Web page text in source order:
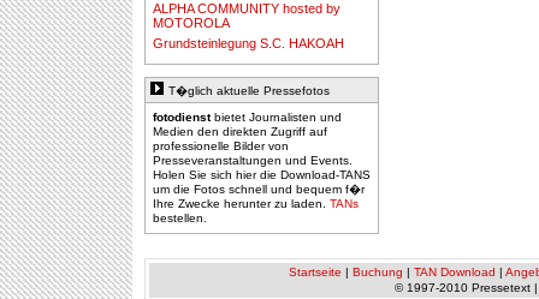
ALPHA COMMUNITY hosted by
MOTOROLA
Grundsteinlegung S.C. HAKOAH
T�glich aktuelle Pressefotos
fotodienstbietet Journalisten und
Medien den direkten Zugriff auf
professionelle Bilder von
Presseveranstaltungen und Events.
Holen Sie sich hier die Download-TANS
um die Fotos schnell und bequem f�r
Ihre Zwecke herunter zu laden. TANs
bestellen.
Startseite | Buchung | TAN Download |
© 1997-2010 Pressetext